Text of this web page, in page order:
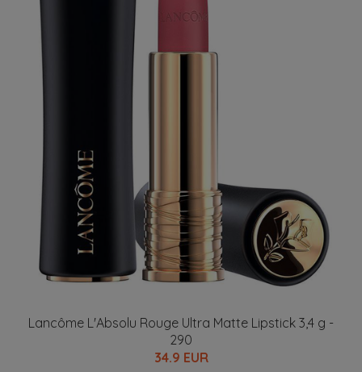
Lancôme L'Absolu Rouge Ultra Matte Lipstick 3,4 g -
290
34.9 EUR